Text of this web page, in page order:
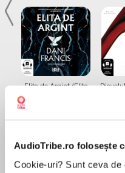
AudioTribe.ro folosește
Cookie-uri? Sunt ceva
Elita de Argint (Elita
Despre carte